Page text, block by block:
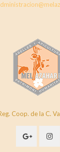
Coop. de la C.